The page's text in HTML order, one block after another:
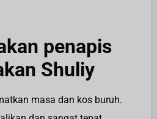
penapis
Shuliy
masa dan kos buruh.